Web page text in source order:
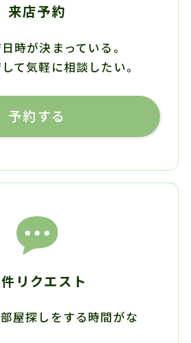
来店予約
時が決まっている。
て気軽に相談したい。
予約する
リクエスト
屋探しをする時間がな